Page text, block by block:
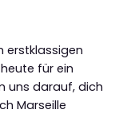
erstklassigen
für ein
uns darauf, dich
Marseille